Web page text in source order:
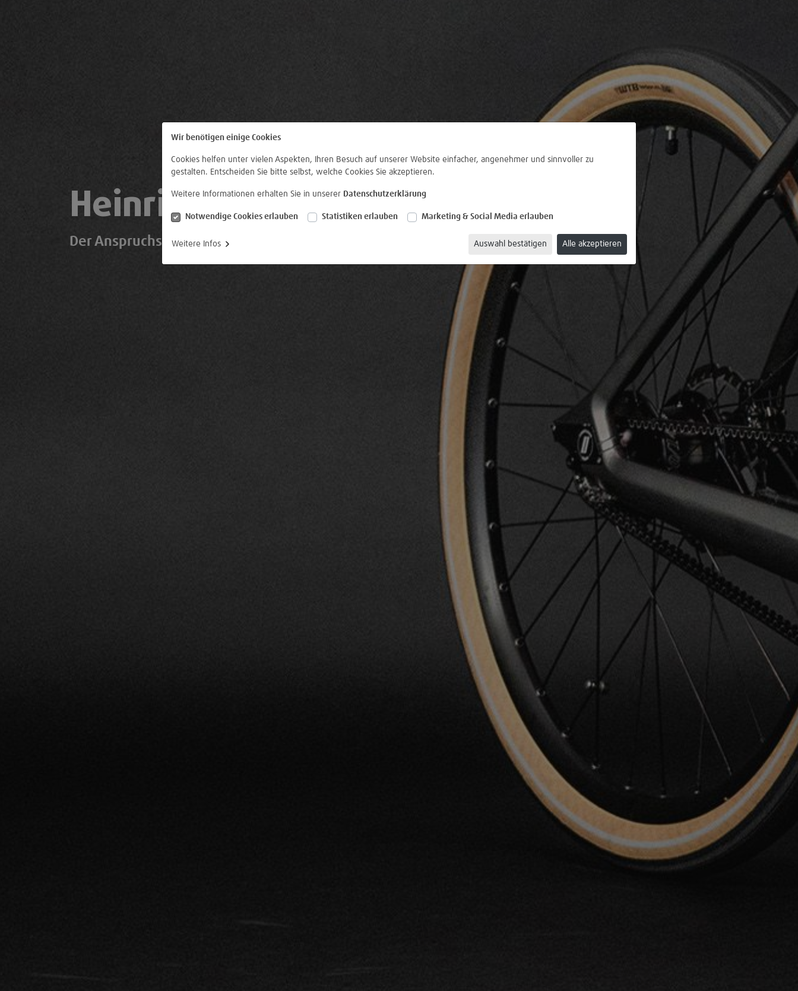
HeinrichXIV
Der Anspruchsvolle
Wir benötigen einige Cookies
Cookies helfen unter vielen Aspekten, Ihren Besuch auf unserer Website einfacher, angenehmer und sinnvoller zu
gestalten. Entscheiden Sie bitte selbst, welche Cookies Sie akzeptieren.
Weitere Informationen erhalten Sie in unserer Datenschutzerklärung
Notwendige Cookies erlauben Statistiken erlauben Marketing & Social Media erlauben
Weitere Infos Auswahl bestätigen Alle akzeptieren